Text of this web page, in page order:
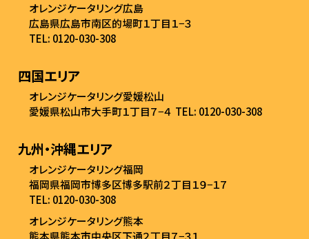
オレンジケータリング広島
広島県広島市南区的場町１丁目１−３
TEL: 0120-030-308
四国エリア
オレンジケータリング愛媛松山
愛媛県松山市大手町１丁目７−４ TEL: 0120-030-308
九州・沖縄エリア
オレンジケータリング福岡
福岡県福岡市博多区博多駅前２丁目１９−１７
TEL: 0120-030-308
オレンジケータリング熊本
熊本県熊本市中央区下通２丁目７−３１